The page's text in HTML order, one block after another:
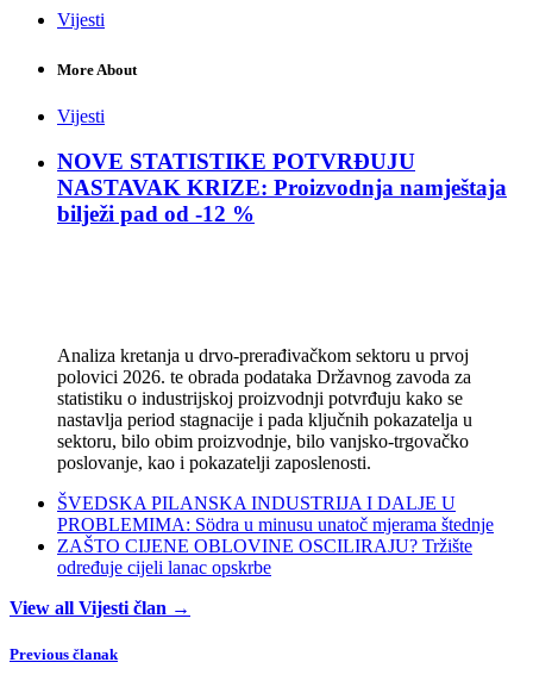
Vijesti
More About
Vijesti
NOVE STATISTIKE POTVRĐUJU
NASTAVAK KRIZE: Proizvodnja namještaja
bilježi pad od -12 %
Analiza kretanja u drvo-prerađivačkom sektoru u prvoj
polovici 2026. te obrada podataka Državnog zavoda za
statistiku o industrijskoj proizvodnji potvrđuju kako se
nastavlja period stagnacije i pada ključnih pokazatelja u
sektoru, bilo obim proizvodnje, bilo vanjsko-trgovačko
poslovanje, kao i pokazatelji zaposlenosti.
ŠVEDSKA PILANSKA INDUSTRIJA I DALJE U
PROBLEMIMA: Södra u minusu unatoč mjerama štednje
ZAŠTO CIJENE OBLOVINE OSCILIRAJU? Tržište
određuje cijeli lanac opskrbe
View all Vijesti član →
Previous članak